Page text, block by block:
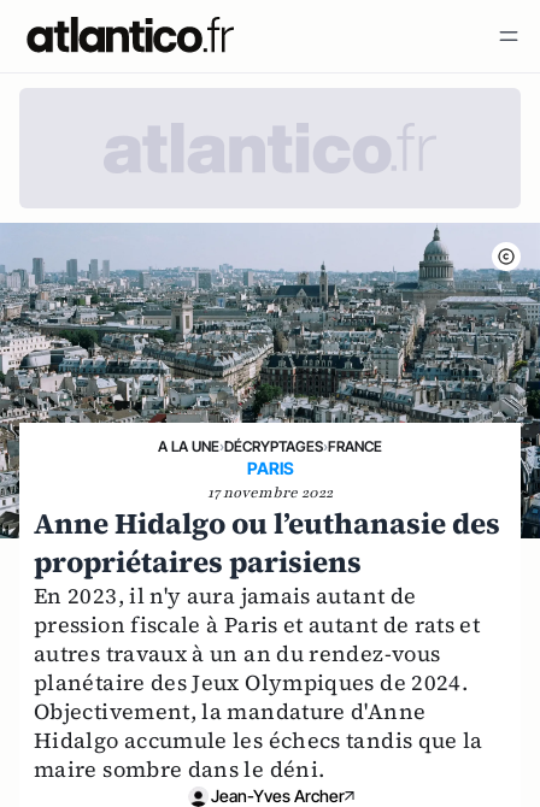
A LA UNE›DÉCRYPTAGES›FRANCE
PARIS
17 novembre 2022
Anne Hidalgo ou l’euthanasie des
propriétaires parisiens
En 2023, il n'y aura jamais autant de
pression fiscale à Paris et autant de rats et
autres travaux à un an du rendez-vous
planétaire des Jeux Olympiques de 2024.
Objectivement, la mandature d'Anne
Hidalgo accumule les échecs tandis que la
maire sombre dans le déni.
Jean-Yves Archer